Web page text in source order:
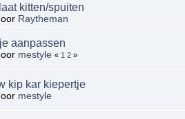
kitten/spuiten
Raytheman
aanpassen
mestyle « 1 2 »
kip kar kiepertje
mestyle